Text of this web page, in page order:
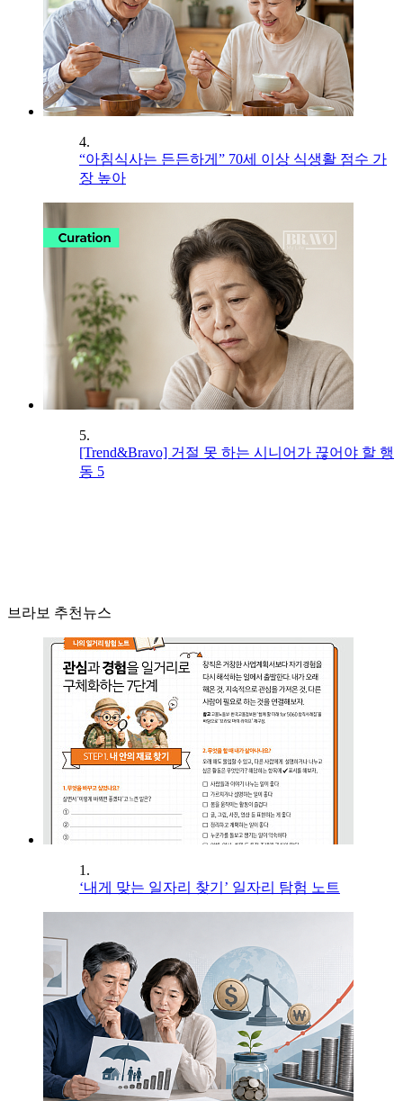
4.
“아침식사는 든든하게” 70세 이상 식생활 점수 가
장 높아
5.
[Trend&Bravo] 거절 못 하는 시니어가 끊어야 할 행
동 5
브라보 추천뉴스
1.
‘내게 맞는 일자리 찾기’ 일자리 탐험 노트